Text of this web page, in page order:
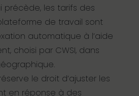
précède, les tarifs des
de travail sont
automatique à l’aide
choisi par CWSI, dans
le droit d’ajuster les
en réponse à des